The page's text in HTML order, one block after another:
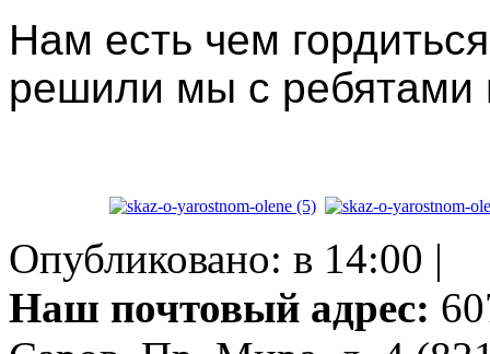
Нам есть чем
решили мы с ребятами
Опубликовано: в 14:00 |
Наш почтовый адрес: